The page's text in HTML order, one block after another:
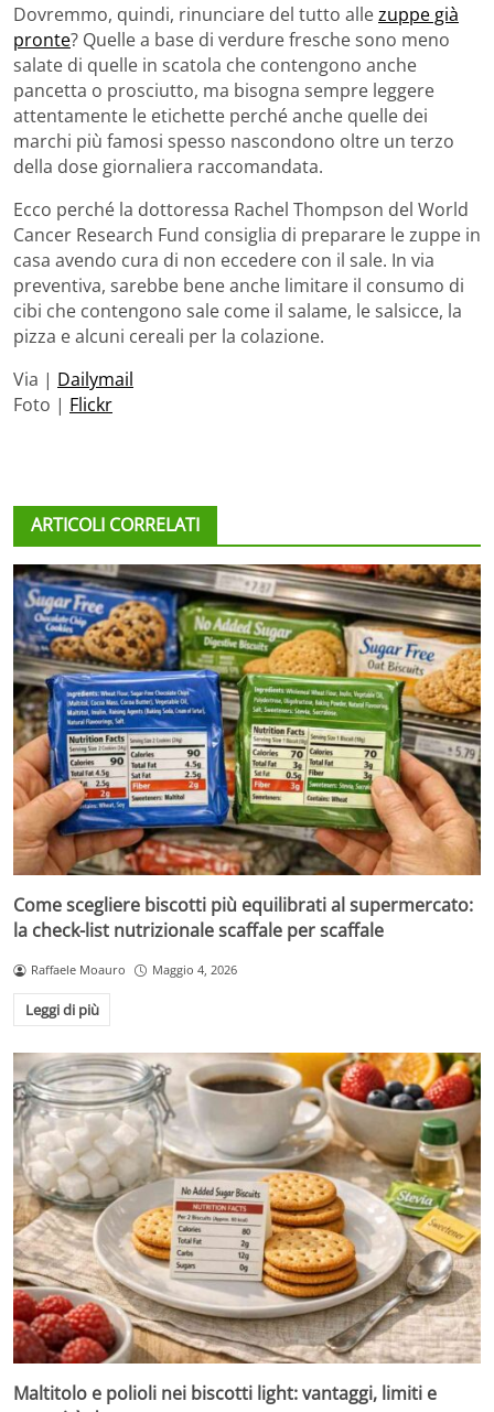
Dovremmo, quindi, rinunciare del tutto allezuppe già
pronte? Quelle a base di verdure fresche sono meno
salate di quelle in scatola che contengono anche
pancetta o prosciutto, ma bisogna sempre leggere
attentamente le etichette perché anche quelle dei
marchi più famosi spesso nascondono oltre un terzo
della dose giornaliera raccomandata.
Ecco perché la dottoressa Rachel Thompson del World
Cancer Research Fund consiglia di preparare le zuppe in
casa avendo cura di non eccedere con il sale. In via
preventiva, sarebbe bene anche limitare il consumo di
cibi che contengono sale come il salame, le salsicce, la
pizza e alcuni cereali per la colazione.
Via | Dailymail
Foto | Flickr
ARTICOLI CORRELATI
Come scegliere biscotti più equilibrati al supermercato:
la check-list nutrizionale scaffale per scaffale
Raffaele Moauro Maggio 4, 2026
Leggi di più
Maltitolo e polioli nei biscotti light: vantaggi, limiti e